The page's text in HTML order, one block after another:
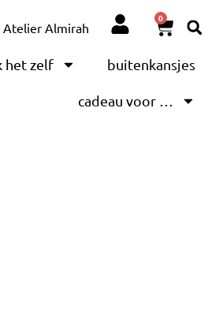
Atelier Almirah
0
het zelf buitenkansjes
cadeau voor …